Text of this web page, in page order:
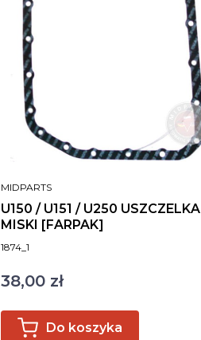
Kod produktu
1874_1
U150 / U151 / U250 USZCZELKA
MISKI [FARPAK]
PRODUCENT
MIDPARTS
Cena
38,00 zł
Do koszyka